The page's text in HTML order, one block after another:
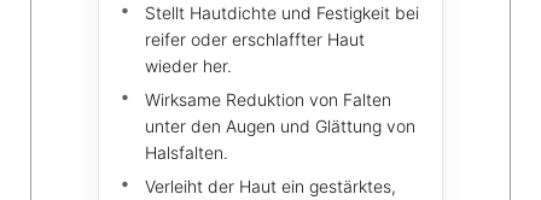
Stellt Hautdichte und Festigkeit bei
reifer oder erschlaffter Haut
wieder her.
Wirksame Reduktion von Falten
unter den Augen und Glättung von
Halsfalten.
Verleiht der Haut ein gestärktes,